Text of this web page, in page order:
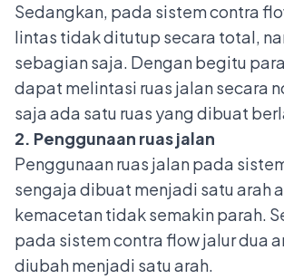
Sedangkan, pada sistem contra
lintas tidak ditutup secara total,
sebagian saja. Dengan begitu
dapat melintasi ruas jalan secara
saja ada satu ruas yang dibuat
2. Penggunaan ruas jalan
Penggunaan ruas jalan pada
sengaja dibuat menjadi satu arah
kemacetan tidak semakin parah.
pada sistem contra flow jalur dua
diubah menjadi satu arah.